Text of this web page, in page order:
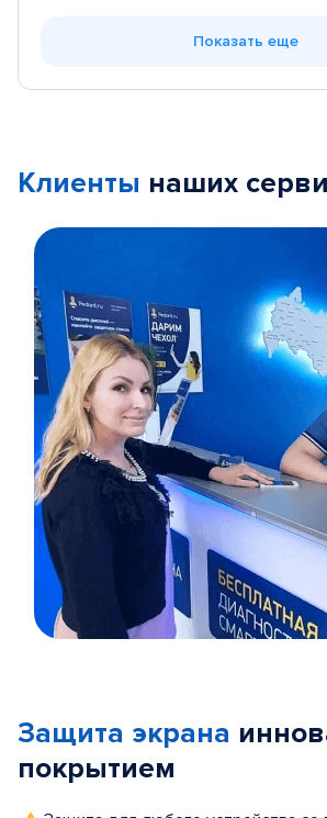
Показать еще
Клиенты наших
5
Защита экрана
покрытием